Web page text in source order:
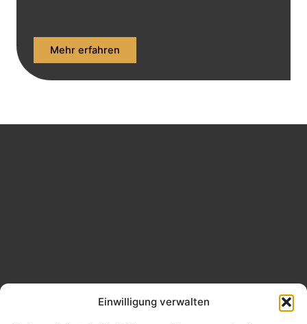
Einwilligung verwalten
Mehr erfahren